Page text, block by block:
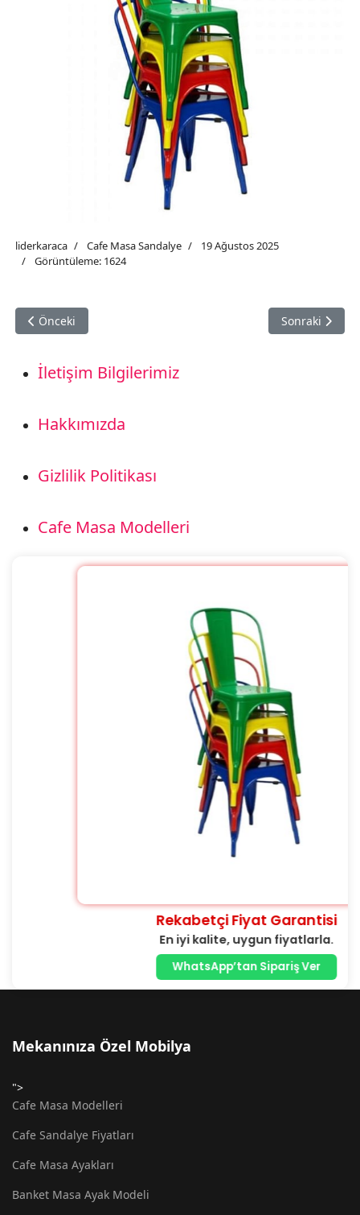
liderkaraca Cafe Masa Sandalye
19 Ağustos 2025
Görüntüleme: 1624
Önceki makale: Cafe Masa Sandalyeci
Önceki Sonraki
Sonraki
İletişim Bilgilerimiz
Hakkımızda
Gizlilik Politikası
Cafe Masa Modelleri
Rekabetçi Fiyat Garantisi
En iyi kalite, uygun fiyatlarla.
WhatsApp’tan Sipariş Ver
Mekanınıza Özel Mobilya
">
Cafe Masa Modelleri
Cafe Sandalye Fiyatları
Cafe Masa Ayakları
Banket Masa Ayak Modeli